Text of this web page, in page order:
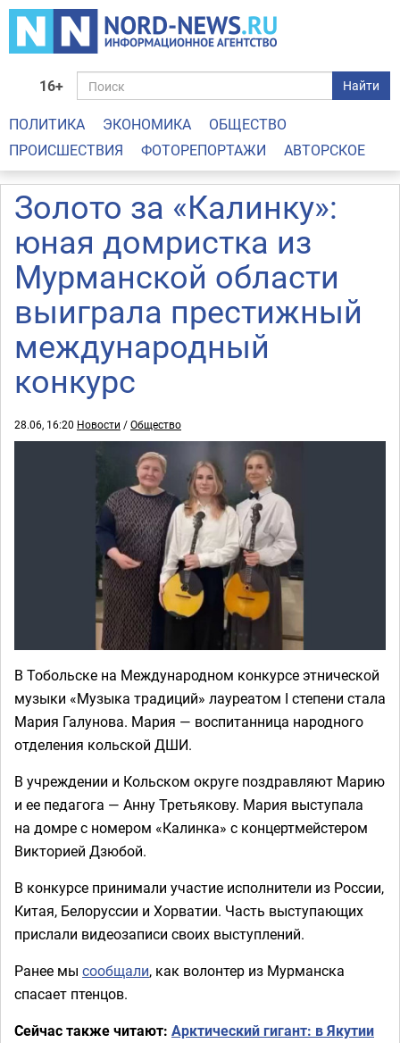
16+ Найти
ПОЛИТИКА ЭКОНОМИКА
ОБЩЕСТВО
ПРОИСШЕСТВИЯ
ФОТОРЕПОРТАЖИ АВТОРСКОЕ
Золото за «Калинку»:
юная домристка из
Мурманской области
выиграла престижный
международный
конкурс
28.06, 16:20 Новости /Общество
В Тобольске на Международном конкурсе этнической
музыки «Музыка традиций» лауреатом I степени стала
Мария Галунова. Мария — воспитанница народного
отделения кольской ДШИ.
В учреждении и Кольском округе поздравляют Марию
и ее педагога — Анну Третьякову. Мария выступала
на домре с номером «Калинка» с концертмейстером
Викторией Дзюбой.
В конкурсе принимали участие исполнители из России,
Китая, Белоруссии и Хорватии. Часть выступающих
прислали видеозаписи своих выступлений.
Ранее мы сообщали, как волонтер из Мурманска
спасает птенцов.
Сейчас также читают: Арктический гигант: в Якутии